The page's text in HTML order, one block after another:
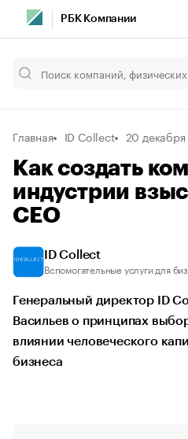
РБК Компании
Главная ID Collect 20
Как создать
индустрии
CEO
ID Collect
Вспомогательные услуги для
Генеральный директор ID
Васильев о принципах
влиянии человеческого
бизнеса